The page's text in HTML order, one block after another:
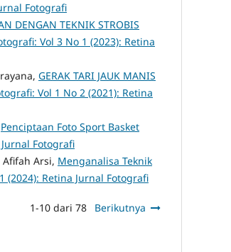
Fotografi
DENGAN TEKNIK STROBIS
Vol 3 No 1 (2023): Retina
GERAK TARI JAUK MANIS
Vol 1 No 2 (2021): Retina
Penciptaan Foto Sport Basket
Fotografi
Arsi, Menganalisa Teknik
(2024): Retina Jurnal Fotografi
1-10 dari 78 Berikutnya